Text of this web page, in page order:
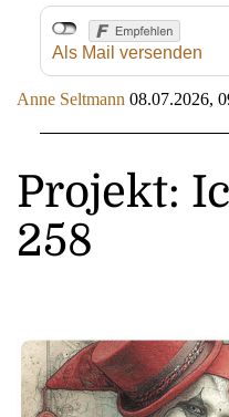
Als Mail versenden
Anne Seltmann 08.07.2026,
Projekt:
258